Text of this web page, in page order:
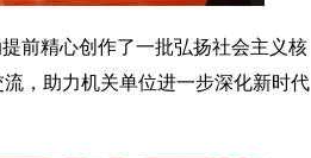
前精心创作了一批弘扬社会主义核
，助力机关单位进一步深化新时代